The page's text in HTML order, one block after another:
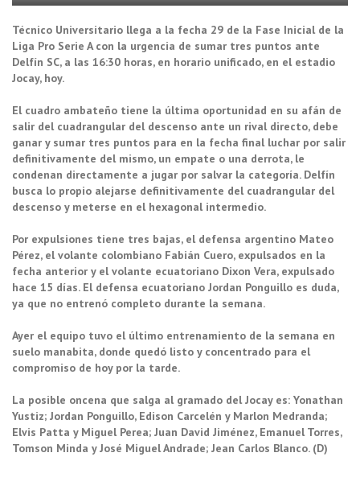
Técnico Universitario llega a la fecha 29 de la Fase Inicial de la
Liga Pro Serie A con la urgencia de sumar tres puntos ante
Delfín SC, a las 16:30 horas, en horario unificado, en el estadio
Jocay, hoy.
El cuadro ambateño tiene la última oportunidad en su afán de
salir del cuadrangular del descenso ante un rival directo, debe
ganar y sumar tres puntos para en la fecha final luchar por salir
definitivamente del mismo, un empate o una derrota, le
condenan directamente a jugar por salvar la categoría. Delfín
busca lo propio alejarse definitivamente del cuadrangular del
descenso y meterse en el hexagonal intermedio.
Por expulsiones tiene tres bajas, el defensa argentino Mateo
Pérez, el volante colombiano Fabián Cuero, expulsados en la
fecha anterior y el volante ecuatoriano Dixon Vera, expulsado
hace 15 días. El defensa ecuatoriano Jordan Ponguillo es duda,
ya que no entrenó completo durante la semana.
Ayer el equipo tuvo el último entrenamiento de la semana en
suelo manabita, donde quedó listo y concentrado para el
compromiso de hoy por la tarde.
La posible oncena que salga al gramado del Jocay es: Yonathan
Yustiz; Jordan Ponguillo, Edison Carcelén y Marlon Medranda;
Elvis Patta y Miguel Perea; Juan David Jiménez, Emanuel Torres,
Tomson Minda y José Miguel Andrade; Jean Carlos Blanco. (D)